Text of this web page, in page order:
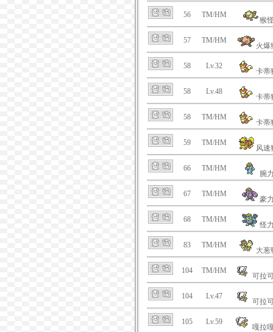
56 TM/HM
猴
57 TM/HM
火爆
58 Lv.32
卡蒂
58 Lv.48
卡蒂
58 TM/HM
卡蒂
59 TM/HM
风速
66 TM/HM
腕
67 TM/HM
豪
68 TM/HM
怪
83 TM/HM
大葱
104 TM/HM
可拉
104 Lv.47
可拉
105 Lv.59
嘎拉